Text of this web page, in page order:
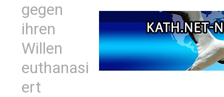
gegen
ihren
Willen
euthanasi
ert